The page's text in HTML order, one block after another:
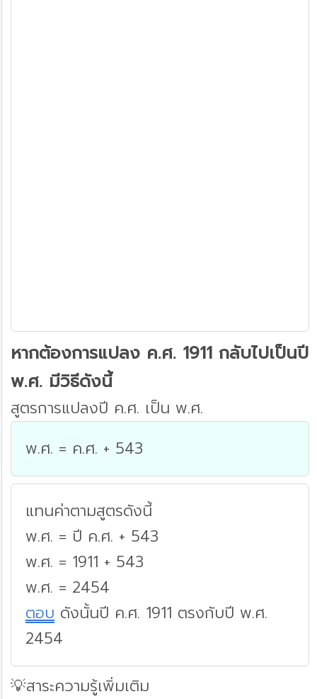
หากต้องการแปลง ค.ศ. 1911 กลับไปเป็นปี
พ.ศ. มีวิธีดังนี้
สูตรการแปลงปี ค.ศ. เป็น พ.ศ.
พ.ศ. = ค.ศ. + 543
แทนค่าตามสูตรดังนี้
พ.ศ. = ปี ค.ศ. + 543
พ.ศ. = 1911 + 543
พ.ศ. = 2454
ตอบ ดังนั้นปี ค.ศ. 1911 ตรงกับปี พ.ศ.
2454
💡สาระความรู้เพิ่มเติม